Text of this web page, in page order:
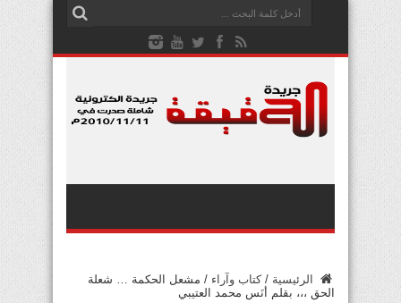
الرئيسية / كتاب وآراء / مشعل الحكمة … شعلة
الحق ،،، بقلم أنَس محمد العتيبي